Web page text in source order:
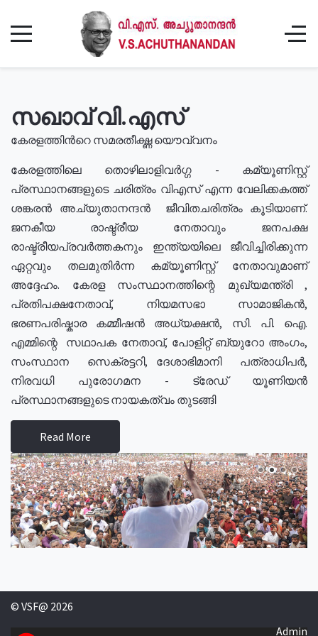
സഖാവ് വി.എസ്
കേരളത്തിൻറെ സമരതീക്ഷ്ണ യൌവ്വനം
കേരളത്തിലെ തൊഴിലാളിവർഗ്ഗ - കമ്യൂണിസ്റ്റ്
പ്രസ്ഥാനങ്ങളുടെ ചരിത്രം വിഎസ് എന്ന വേലിക്കകത്ത്
ശങ്കരൻ അച്യുതാനന്ദൻ ജീവിതചരിത്രം കൂടിയാണ്.
ജനകീയ രാഷ്ട്രീയ നേതാവും ജനപക്ഷ
രാഷ്ട്രീയപ്രവർത്തകനും ഇന്ത്യയിലെ ജീവിച്ചിരിക്കുന്ന
ഏറ്റവും തലമുതിർന്ന കമ്യൂണിസ്റ്റ് നേതാവുമാണ്
അദ്ദേഹം. കേരള സംസ്ഥാനത്തിന്റെ മുഖ്യമന്ത്രി ,
പ്രതിപക്ഷനേതാവ്, നിയമസഭാ സാമാജികൻ,
ഭരണപരിഷ്കാര കമ്മീഷൻ അധ്യക്ഷൻ, സി. പി. ഐ.
എമ്മിന്റെ സഥാപക നേതാവ്, പോളിറ്റ് ബ്യുറോ അംഗം,
സംസ്ഥാന സെക്രട്ടറി, ദേശാഭിമാനി പത്രാധിപർ,
നിരവധി പുരോഗമന - ട്രേഡ് യൂണിയൻ
പ്രസ്ഥാനങ്ങളുടെ നായകത്വം തുടങ്ങി
Read More
© VSF@ 2026
Admin